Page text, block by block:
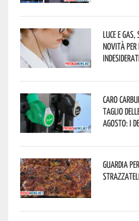
Luce e
novità per
Caro
taglio
agosto: i
Guardia